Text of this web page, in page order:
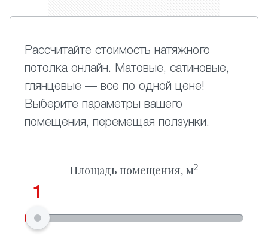
Рассчитайте стоимость натяжного
потолка онлайн. Матовые, сатиновые,
глянцевые — все по одной цене!
Выберите параметры вашего
помещения, перемещая ползунки.
Площадь помещения, м2
1